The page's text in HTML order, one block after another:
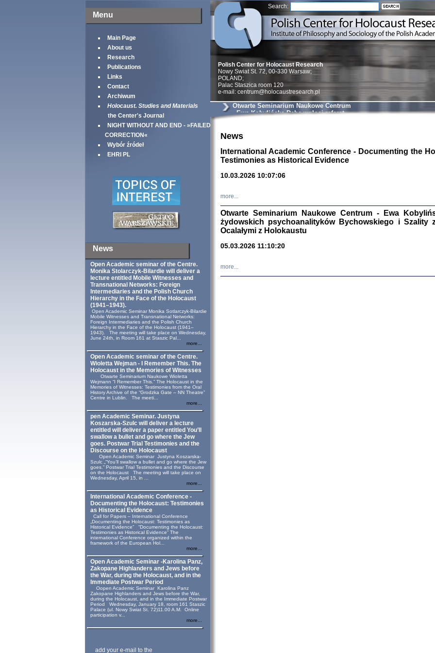
Menu
Main Page
About us
Research
Publications
Links
Contact
Archiwum
Holocaust. Studies and Materials
the Center's Journal
NIGHT WITHOUT AND END - »FAILED
CORRECTION«
Wybór źródeł
EHRI PL
News
Open Academic seminar of the Centre.
Monika Stolarczyk‑Bilardie will deliver a
lecture entitled Mobile Witnesses and
Transnational Networks: Foreign
Intermediaries and the Polish Church
Hierarchy in the Face of the Holocaust
(1941–1943).
Open Academic Seminar Monika Sotlarczyk-Bilardie
Mobile Witnesses and Transnational Networks:
Foreign Intermediaries and the Polish Church
Hierarchy in the Face of the Holocaust (1941–
1943). The meeting will take place on Wednesday,
June 24th, in Room 161 at Staszic Pal...
more...
Open Academic seminar of the Centre.
Wioletta Wejman - I Remember This. The
Holocaust in the Memories of Witnesses
Otwarte Seminarium Naukowe Wioletta
Wejmann “I Remember This.” The Holocaust in the
Memories of Witnesses: Testimonies from the Oral
History Archive of the “Grodzka Gate – NN Theatre”
Centre in Lublin. The meeti...
more...
pen Academic Seminar. Justyna
Koszarska-Szulc will deliver a lecture
entitled will deliver a paper entitled You’ll
swallow a bullet and go where the Jew
goes. Postwar Trial Testimonies and the
Discourse on the Holocaust
Open Academic Seminar Justyna Koszarska-
Szulc „“You’ll swallow a bullet and go where the Jew
goes.” Postwar Trial Testimonies and the Discourse
on the Holocaust The meeting will take place on
Wednesday, April 15, in ...
more...
International Academic Conference -
Documenting the Holocaust: Testimonies
as Historical Evidence
Call for Papers – International Conference
„Documenting the Holocaust: Testimonies as
Historical Evidence” “Documenting the Holocaust:
Testimonies as Historical Evidence” The
international Conference organized within the
framework of the European Hol...
more...
Open Academic Seminar -Karolina Panz,
Zakopane Highlanders and Jews before
the War, during the Holocaust, and in the
Immediate Postwar Period
Oopen Academic Seminar Karolina Panz
Zakopane Highlanders and Jews before the War,
during the Holocaust, and in the Immediate Postwar
Period Wednesday, January 18, room 161 Staszic
Palace (ul. Nowy Swiat St. 72)11.00 A.M. Online
participation v...
more...
add your e-mail to the
Search:
Znowu
Dzienniki i
Binder Elza
oprac.
Polish Center for Holocaust Research
Nowy Swiat St. 72, 00-330 Warsaw;
POLAND;
Palac Staszica room 120
e-mail: centrum@holocaustresearch.pl
Otwarte Seminarium Naukowe Centrum
- Ewa Kobylińska-Dehe wgłosi referat
pionierska praca z Ocalałymi z
News
International Academic Conference - Documenting the
Testimonies as Historical Evidence
10.03.2026 10:07:06
more...
Otwarte Seminarium Naukowe Centrum - Ewa
żydowskich psychoanalityków Bychowskiego i
Ocalałymi z Holokaustu
05.03.2026 11:10:20
more...